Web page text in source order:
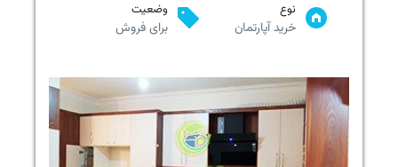
نوع
خرید آپارتمان
وضعیت
برای فروش